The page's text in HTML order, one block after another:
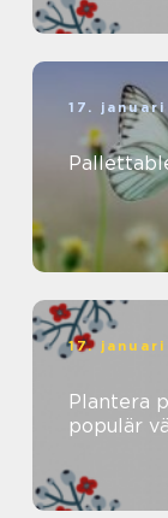
17. januari
17. januari
Plantera
populär